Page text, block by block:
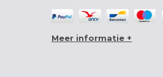
Meer informatie +